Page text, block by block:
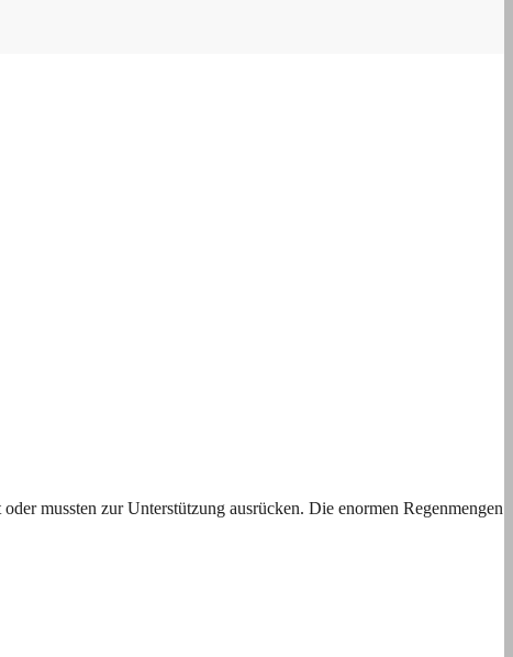
mussten zur Unterstützung ausrücken. Die enormen Regenmengen